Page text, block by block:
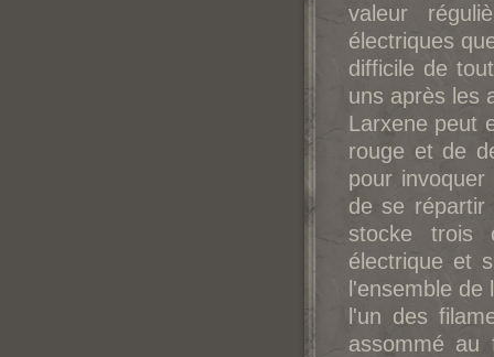
valeur
électriques
difficile de
uns après les
Larxene peut
rouge et de
pour
de se répartir
stocke trois
électrique et
l'ensemble
l'un des
assommé